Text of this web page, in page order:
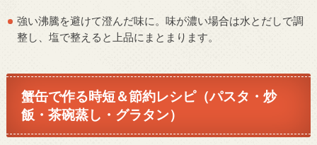
強い沸騰を避けて澄んだ味に。味が濃い場合は水とだしで調
整し、塩で整えると上品にまとまります。
蟹缶で作る時短＆節約レシピ（パスタ・炒
飯・茶碗蒸し・グラタン）